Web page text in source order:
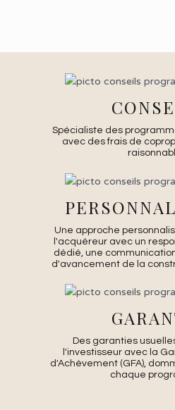
Spécialiste des
avec des frais de
Une approche
l'acquéreur avec un
dédié, une
d'avancement de la
Des garanties
l'investisseur avec la
d'Achèvement (GFA),
chaque